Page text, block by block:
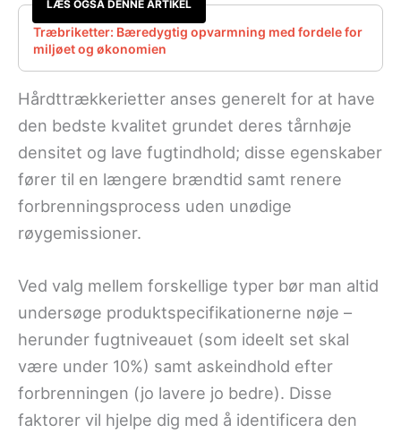
LÆS OGSÅ DENNE ARTIKEL
Træbriketter: Bæredygtig opvarmning med fordele for
miljøet og økonomien
Hårdttrækkerietter anses generelt for at have
den bedste kvalitet grundet deres tårnhøje
densitet og lave fugtindhold; disse egenskaber
fører til en længere brændtid samt renere
forbrenningsprocess uden unødige
røygemissioner.
Ved valg mellem forskellige typer bør man altid
undersøge produktspecifikationerne nøje –
herunder fugtniveauet (som ideelt set skal
være under 10%) samt askeindhold efter
forbrenningen (jo lavere jo bedre). Disse
faktorer vil hjelpe dig med å identificera den